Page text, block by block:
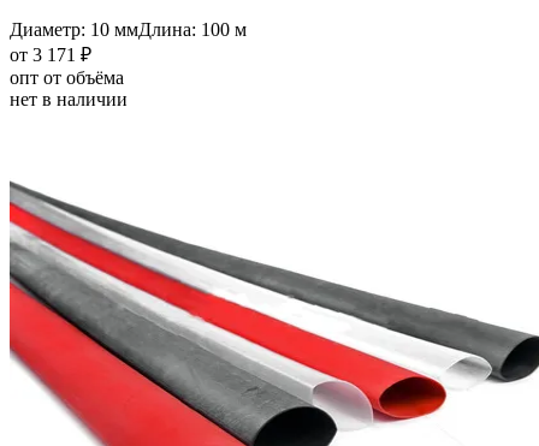
Диаметр: 10 ммДлина: 100 м
от 3 171 ₽
опт от объёма
нет в наличии